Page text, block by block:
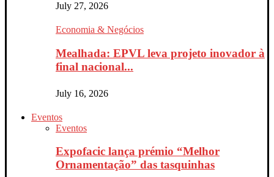
July 27, 2026
Economia & Negócios
Mealhada: EPVL leva projeto inovador à
final nacional...
July 16, 2026
Eventos
Eventos
Expofacic lança prémio “Melhor
Ornamentação” das tasquinhas